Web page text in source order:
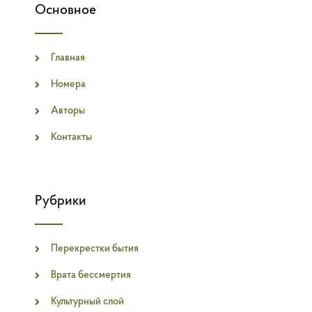
Основное
Главная
Номера
Авторы
Контакты
Рубрики
Перекрестки бытия
Врата бессмертия
Культурный слой